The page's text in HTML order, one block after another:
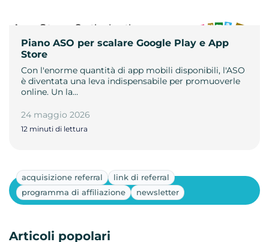
Piano ASO per scalare Google Play e App
Store
Con l'enorme quantità di app mobili disponibili, l'ASO
è diventata una leva indispensabile per promuoverle
online. Un la…
24 maggio 2026
12 minuti di lettura
acquisizione referral
link di referral
programma di affiliazione
newsletter
Mostra altri
Articoli popolari